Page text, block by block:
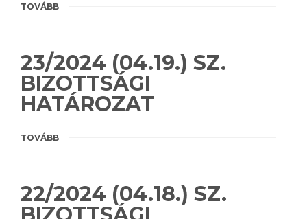
TOVÁBB
23/2024 (04.19.) SZ.
BIZOTTSÁGI
HATÁROZAT
TOVÁBB
22/2024 (04.18.) SZ.